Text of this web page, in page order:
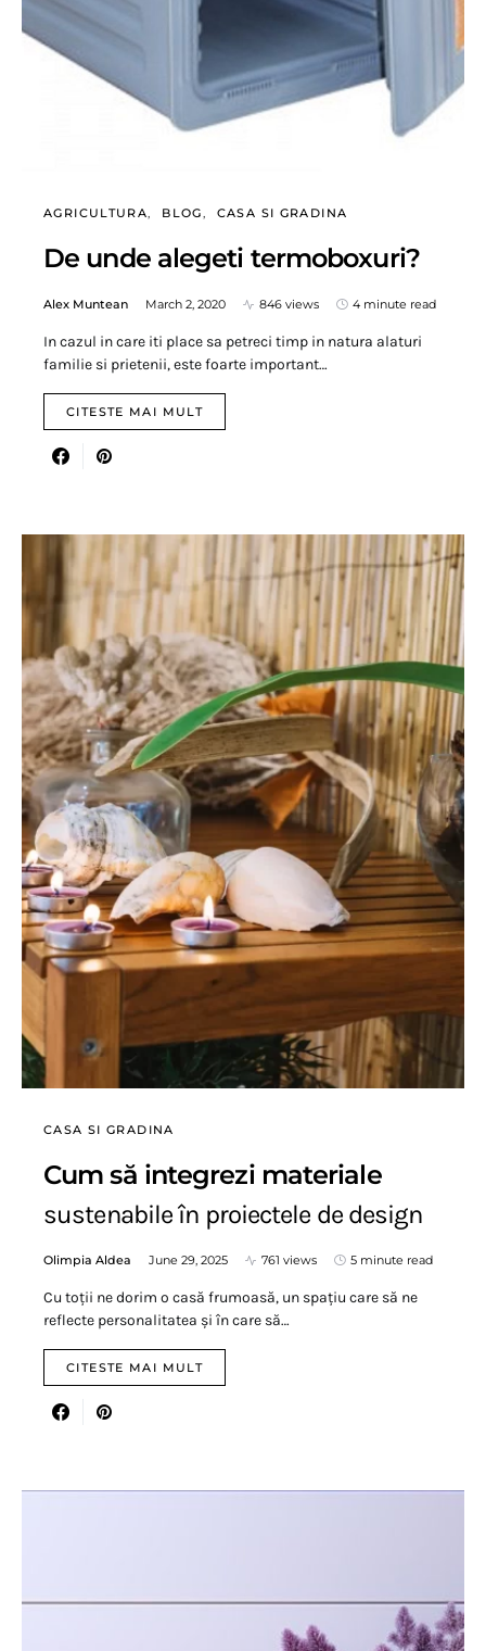
AGRICULTURA BLOG CASA SI GRADINA
De unde alegeti termoboxuri?
Alex Muntean March 2, 2020 846 views 4 minute read
In cazul in care iti place sa petreci timp in natura alaturi
familie si prietenii, este foarte important…
CITESTE MAI MULT
CASA SI GRADINA
Cum să integrezi materiale
sustenabile în proiectele de design
Olimpia Aldea June 29, 2025 761 views 5 minute read
Cu toții ne dorim o casă frumoasă, un spațiu care să ne
reflecte personalitatea și în care să…
CITESTE MAI MULT